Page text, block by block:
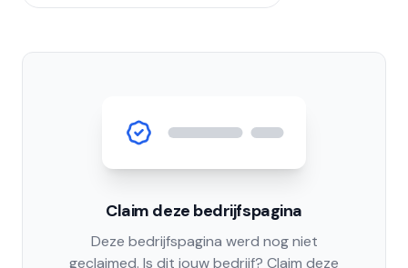
Claim deze bedrijfspagina
Deze bedrijfspagina werd nog niet
geclaimed. Is dit jouw bedrijf? Claim deze